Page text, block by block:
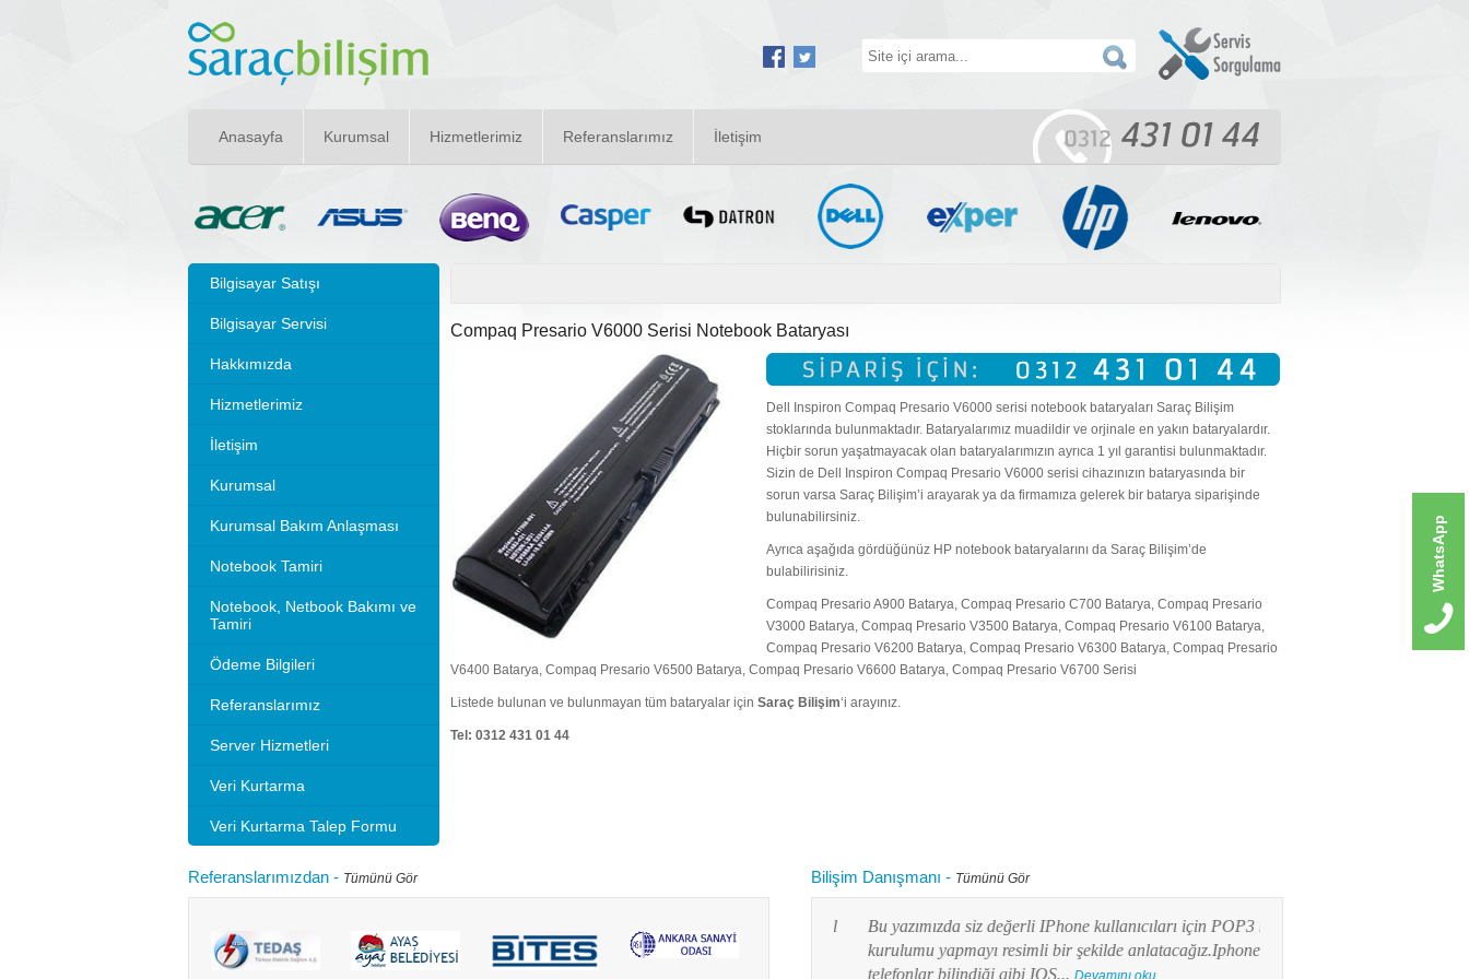
Anasayfa Kurumsal Hizmetlerimiz Referanslarımız İletişim
Bilgisayar Satışı
Bilgisayar Servisi
Hakkımızda
Hizmetlerimiz
İletişim
Kurumsal
Kurumsal Bakım Anlaşması
Notebook Tamiri
Notebook, Netbook Bakımı ve
Tamiri
Ödeme Bilgileri
Referanslarımız
Server Hizmetleri
Veri Kurtarma
Veri Kurtarma Talep Formu
Compaq Presario V6000 Serisi Notebook Bataryası
Dell Inspiron Compaq Presario V6000 serisi notebook bataryaları Saraç Bilişim
stoklarında bulunmaktadır. Bataryalarımız muadildir ve orjinale en yakın bataryalardır.
Hiçbir sorun yaşatmayacak olan bataryalarımızın ayrıca 1 yıl garantisi bulunmaktadır.
Sizin de Dell Inspiron Compaq Presario V6000 serisi cihazınızın bataryasında bir
sorun varsa Saraç Bilişim’i arayarak ya da firmamıza gelerek bir batarya siparişinde
bulunabilirsiniz.
Ayrıca aşağıda gördüğünüz HP notebook bataryalarını da Saraç Bilişim’de
bulabilirisiniz.
Compaq Presario A900 Batarya, Compaq Presario C700 Batarya, Compaq Presario
V3000 Batarya, Compaq Presario V3500 Batarya, Compaq Presario V6100 Batarya,
Compaq Presario V6200 Batarya, Compaq Presario V6300 Batarya, Compaq Presario
V6400 Batarya, Compaq Presario V6500 Batarya, Compaq Presario V6600 Batarya, Compaq Presario V6700 Serisi
Listede bulunan ve bulunmayan tüm bataryalar için Saraç Bilişim‘i arayınız.
Tel: 0312 431 01 44
Referanslarımızdan - Tümünü Gör Bilişim Danışmanı - Tümünü Gör
sürümleri de benzer ayarlar ile
Resimlerin üzerine tıklay...
hızlandırırım" diye aklınızdan zaman zaman bu soru
Bu yazımızda siz değerli IPhone kullanıcıları için POP3 mail
kurulumu yapmayı resimli bir şekilde anlatacağız.Iphone
telefonlar bilindiği gibi IOS...Devamını oku...
WhatsApp